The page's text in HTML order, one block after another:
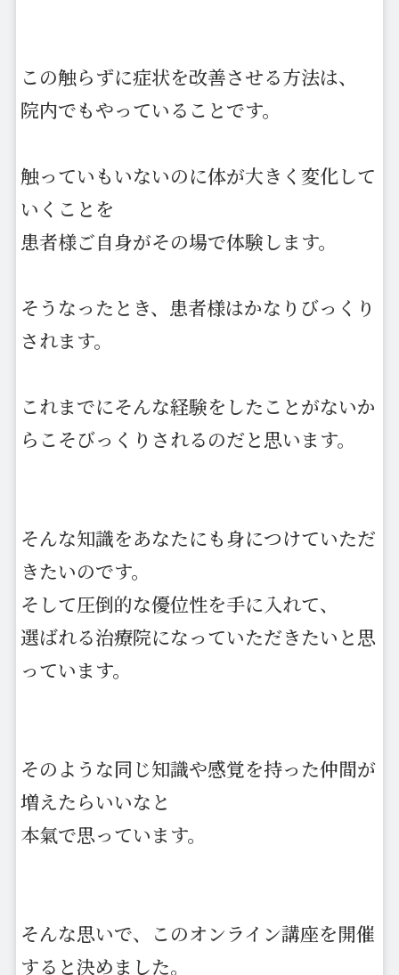
この触らずに症状を改善させる方法は、
院内でもやっていることです。
触っていもいないのに体が大きく変化して
いくことを
患者様ご自身がその場で体験します。
そうなったとき、患者様はかなりびっくり
されます。
これまでにそんな経験をしたことがないか
らこそびっくりされるのだと思います。
そんな知識をあなたにも身につけていただ
きたいのです。
そして圧倒的な優位性を手に入れて、
選ばれる治療院になっていただきたいと思
っています。
そのような同じ知識や感覚を持った仲間が
増えたらいいなと
本氣で思っています。
そんな思いで、このオンライン講座を開催
すると決めました。